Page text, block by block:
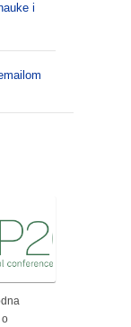
i
o